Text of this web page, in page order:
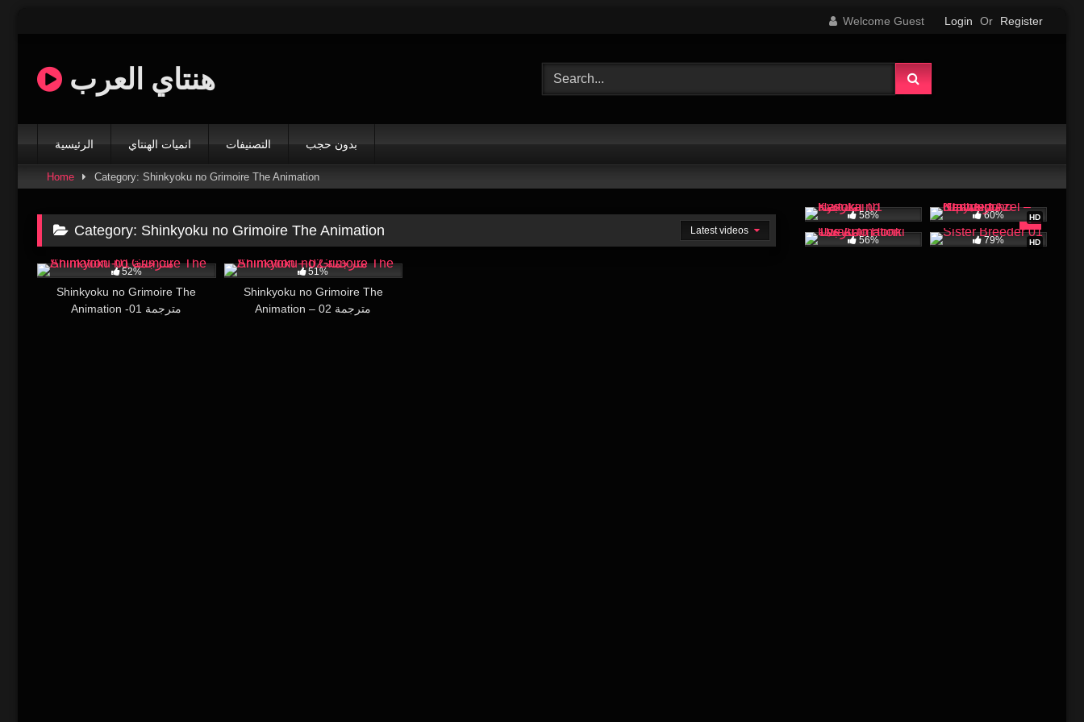
Welcome Guest Login Or Register
هنتاي العرب
الرئيسية انميات الهنتاي التصنيفات بدون حجب
Home Category: Shinkyoku no Grimoire The Animation
Category: Shinkyoku no Grimoire The Animation
Latest videos
52%
Shinkyoku no Grimoire The
Animation -01 مترجمة
51%
Shinkyoku no Grimoire The
Animation – 02 مترجمة
58% HD
60%
56% HD
79%